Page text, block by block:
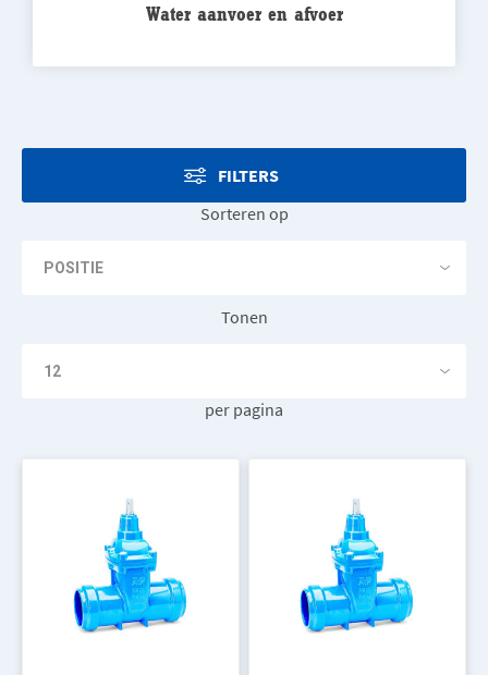
Water aanvoer en afvoer
FILTERS
Sorteren op
Tonen
per pagina